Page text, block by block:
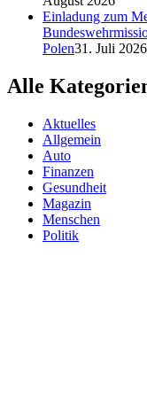
Einladung zum
Polen31. Juli 2026
Alle
Aktuelles
Allgemein
Auto
Finanzen
Gesundheit
Magazin
Menschen
Politik